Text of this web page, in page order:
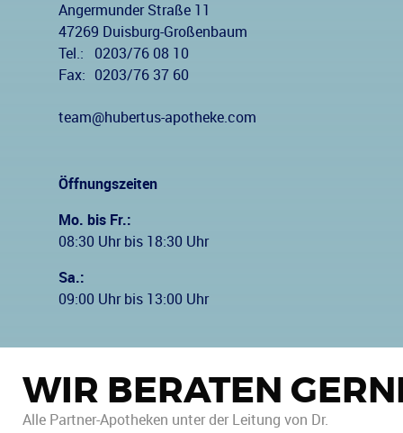
Angermunder Straße 11
47269 Duisburg-Großenbaum
Tel.:
0203/76 08 10
Fax:
0203/76 37 60
team@hubertus-apotheke.com
Öffnungszeiten
Mo. bis Fr.:
08:30 Uhr bis 18:30 Uhr
Sa.:
09:00 Uhr bis 13:00 Uhr
WIR BERATEN
Alle Partner-Apotheken unter der Leitung von Dr.